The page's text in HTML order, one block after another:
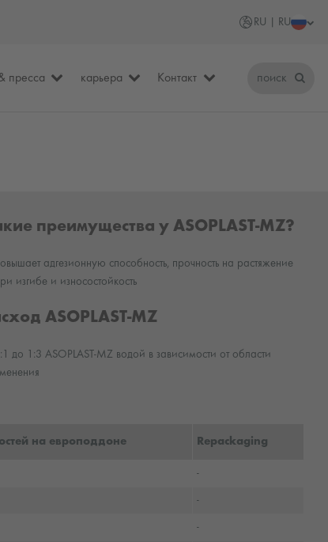
RU | RU
пресса карьера Контакт поиск
преимущества у ASOPLAST-MZ?
адгезионную способность, прочность на растяжение
изгибе и износостойкость
ASOPLAST-MZ
до 1:3 ASOPLAST-MZ водой в зависимости от области
на европоддоне Repackaging
-
-
-